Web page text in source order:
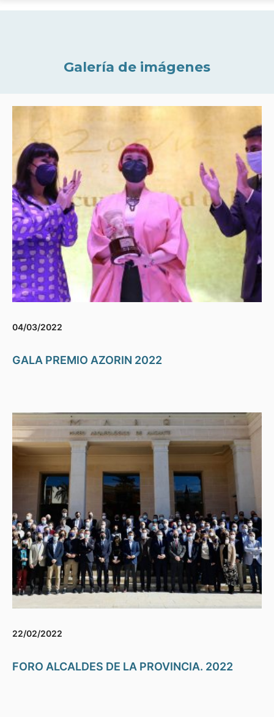
Galería de imágenes
04/03/2022
GALA PREMIO AZORIN 2022
22/02/2022
FORO ALCALDES DE LA PROVINCIA. 2022